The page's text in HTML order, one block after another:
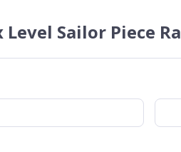
Level Sailor Piece